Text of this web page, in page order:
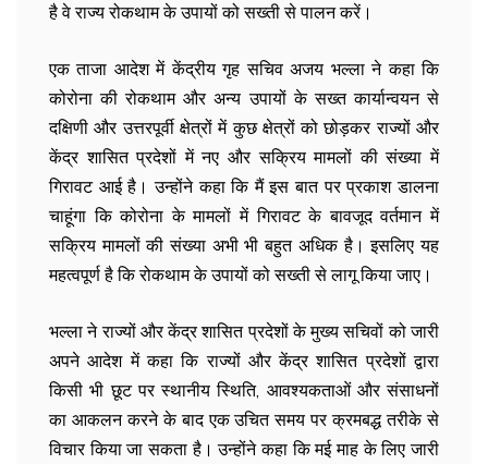
है वे राज्य रोकथाम के उपायों को सख्ती से पालन करें।
एक ताजा आदेश में केंद्रीय गृह सचिव अजय भल्ला ने कहा कि
कोरोना की रोकथाम और अन्य उपायों के सख्त कार्यान्वयन से
दक्षिणी और उत्तरपूर्वी क्षेत्रों में कुछ क्षेत्रों को छोड़कर राज्यों और
केंद्र शासित प्रदेशों में नए और सक्रिय मामलों की संख्या में
गिरावट आई है। उन्होंने कहा कि मैं इस बात पर प्रकाश डालना
चाहूंगा कि कोरोना के मामलों में गिरावट के बावजूद वर्तमान में
सक्रिय मामलों की संख्या अभी भी बहुत अधिक है। इसलिए यह
महत्वपूर्ण है कि रोकथाम के उपायों को सख्ती से लागू किया जाए।
भल्ला ने राज्यों और केंद्र शासित प्रदेशों के मुख्य सचिवों को जारी
अपने आदेश में कहा कि राज्यों और केंद्र शासित प्रदेशों द्वारा
किसी भी छूट पर स्थानीय स्थिति, आवश्यकताओं और संसाधनों
का आकलन करने के बाद एक उचित समय पर क्रमबद्ध तरीके से
विचार किया जा सकता है। उन्होंने कहा कि मई माह के लिए जारी